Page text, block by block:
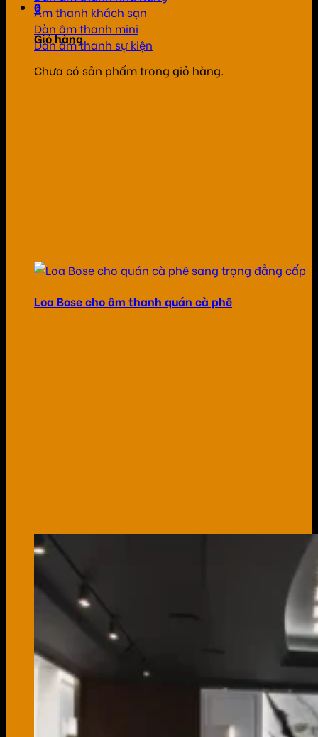
0
Giỏ hàng
Chưa có sản phẩm trong giỏ hàng.
Âm thanh khách sạn
Dàn âm thanh mini
Dàn âm thanh sự kiện
Loa Bose cho âm thanh quán cà phê